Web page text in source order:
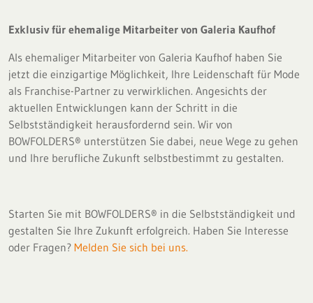
Exklusiv für ehemalige Mitarbeiter von Galeria Kaufhof
Als ehemaliger Mitarbeiter von Galeria Kaufhof haben Sie
jetzt die einzigartige Möglichkeit, Ihre Leidenschaft für Mode
als Franchise-Partner zu verwirklichen. Angesichts der
aktuellen Entwicklungen kann der Schritt in die
Selbstständigkeit herausfordernd sein. Wir von
BOWFOLDERS® unterstützen Sie dabei, neue Wege zu gehen
und Ihre berufliche Zukunft selbstbestimmt zu gestalten.
Starten Sie mit BOWFOLDERS® in die Selbstständigkeit und
gestalten Sie Ihre Zukunft erfolgreich. Haben Sie Interesse
oder Fragen? Melden Sie sich bei uns.